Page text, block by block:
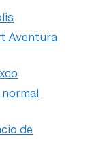
Aventura
de